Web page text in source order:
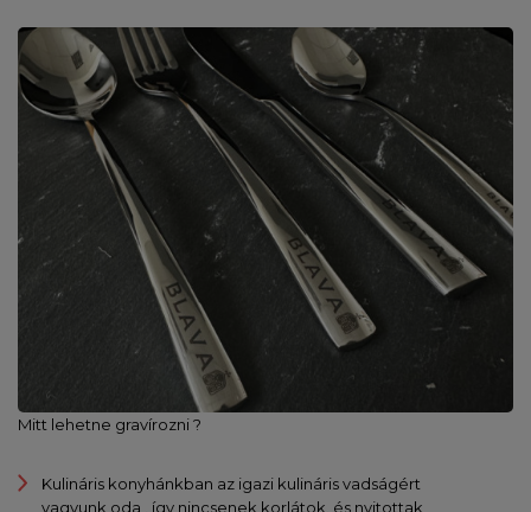
Mitt lehetne gravírozni ?
Kulináris konyhánkban az igazi kulináris vadságért
vagyunk oda , így nincsenek korlátok, és nyitottak